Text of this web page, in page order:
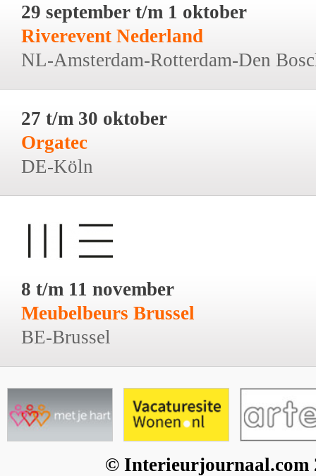
29 september t/m 1 oktober
Riverevent Nederland
NL-Amsterdam-Rotterdam-Den
27 t/m 30 oktober
Orgatec
DE-Köln
8 t/m 11 november
Meubelbeurs Brussel
BE-Brussel
© Interieurjournaal.com